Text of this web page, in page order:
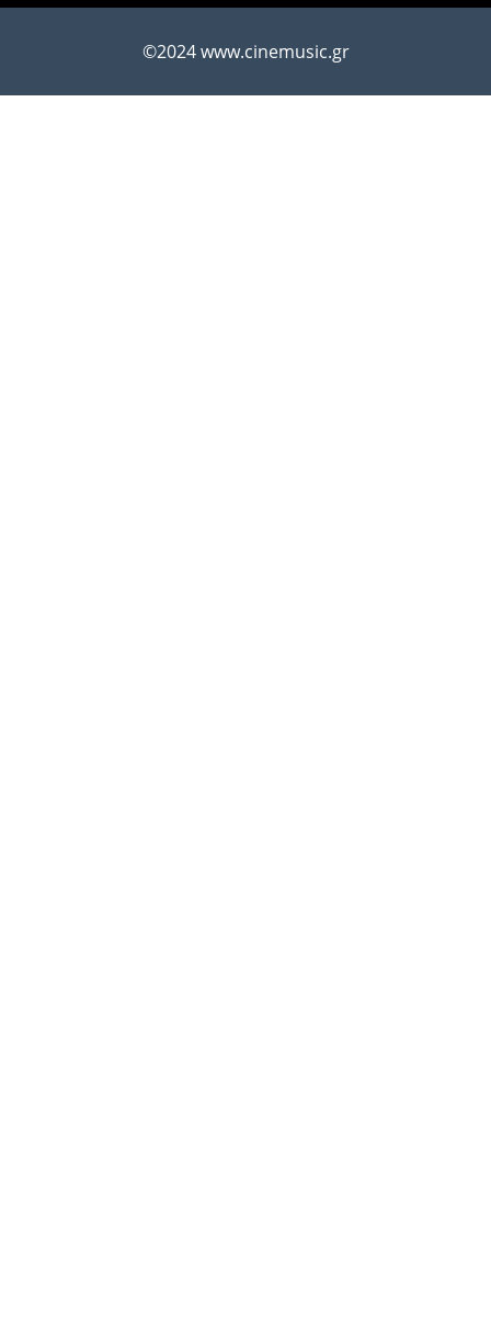
©2024 www.cinemusic.gr